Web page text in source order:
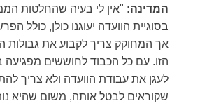
המדינה: "אין לי בעיה שהחלטות
בסוגיית הוועדה יעוגנו כולן, כולל
אך המחוקק צריך לקבוע את גבולות
הזו. עם כל הכבוד לחוששים מפגיעה
לעגן את עבודת הוועדה ולא צריך
שקוראים לבטל אותה, משום שהיא